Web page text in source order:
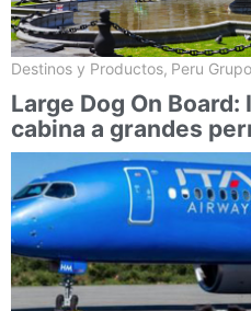
Destinos y Productos, Peru
Large Dog On
cabina a grandes